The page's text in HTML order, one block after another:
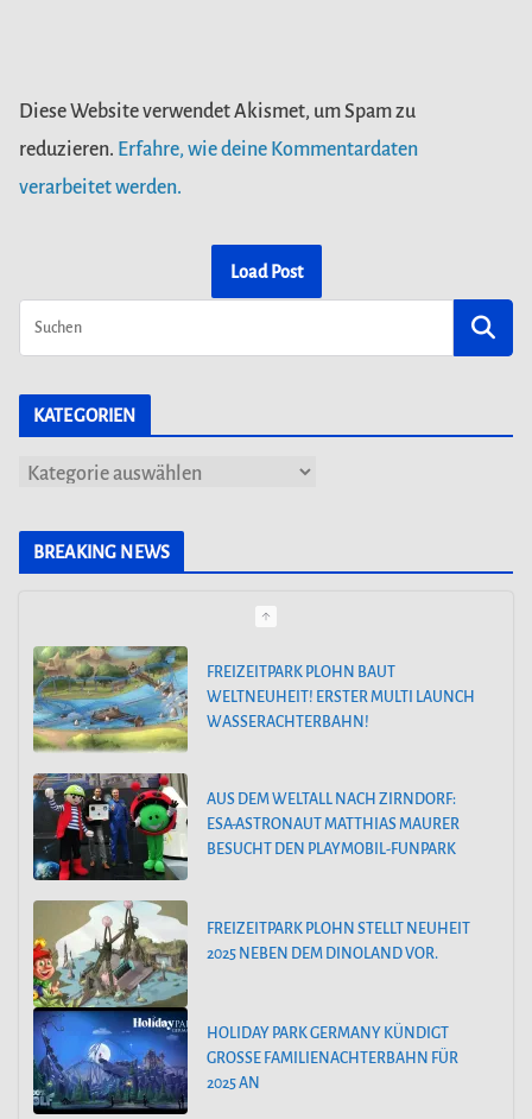
Diese Website verwendet Akismet, um Spam zu
reduzieren. Erfahre, wie deine Kommentardaten
verarbeitet werden.
Load Post
KATEGORIEN
BREAKING NEWS
WELTNEUHEIT! ERSTER MULTI LAUNCH
AUS DEM WELTALL NACH ZIRNDORF:
FREIZEITPARK PLOHN STELLT NEUHEIT
HOLIDAY PARK GERMANY KÜNDIGT
PEPPA PIG PARK OINKTASTISCHE PREMIERE IN GÜNZBURG